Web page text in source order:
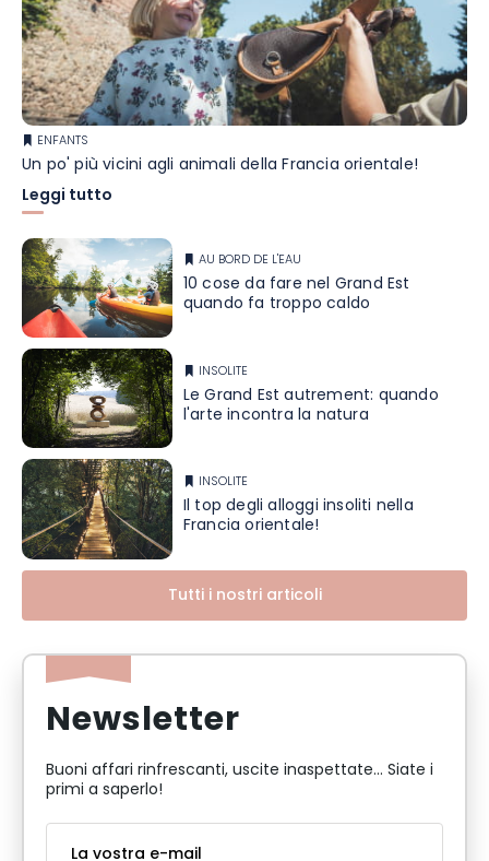
ENFANTS
Un po' più vicini agli animali della Francia orientale!
Leggi tutto
AU BORD DE L'EAU
10 cose da fare nel Grand Est
quando fa troppo caldo
INSOLITE
Le Grand Est autrement: quando
l'arte incontra la natura
INSOLITE
Il top degli alloggi insoliti nella
Francia orientale!
Tutti i nostri articoli
Newsletter
Buoni affari rinfrescanti, uscite inaspettate... Siate i
primi a saperlo!